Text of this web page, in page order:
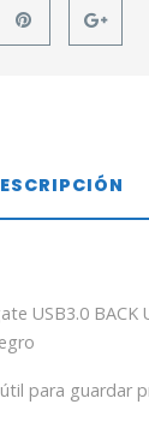
USB3.0 BACK
para guardar